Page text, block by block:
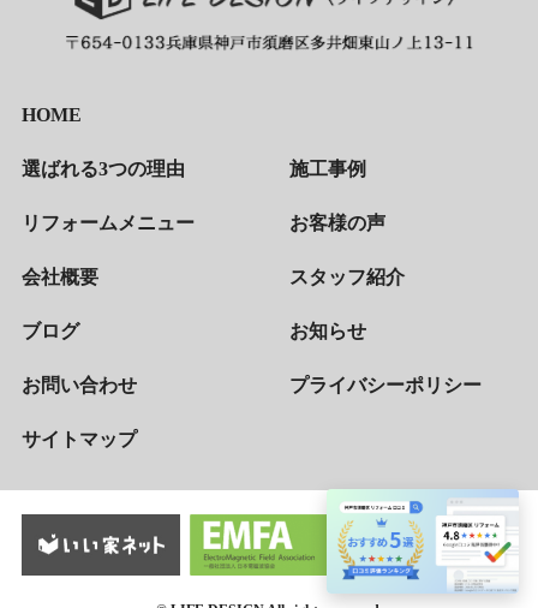
HOME
選ばれる3つの理由 施工事例
リフォームメニュー お客様の声
会社概要 スタッフ紹介
ブログ お知らせ
お問い合わせ プライバシーポリシー
サイトマップ